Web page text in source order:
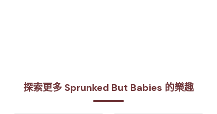
探索更多 Sprunked But Babies 的樂趣